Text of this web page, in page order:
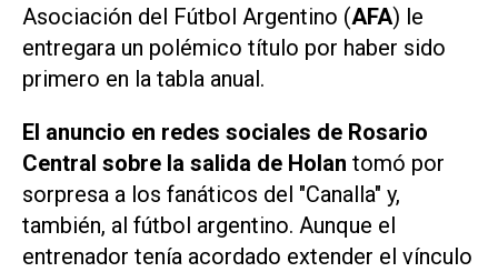
Asociación del Fútbol Argentino (AFA) le
entregara un polémico título por haber sido
primero en la tabla anual.
El anuncio en redes sociales de Rosario
Central sobre la salida de Holan tomó por
sorpresa a los fanáticos del "Canalla" y,
también, al fútbol argentino. Aunque el
entrenador tenía acordado extender el vínculo